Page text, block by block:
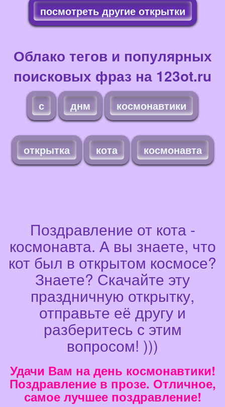
посмотреть другие открытки
Облако тегов и популярных
поисковых фраз на 123ot.ru
с днм космонавтики
открытка кота космонавта
Поздравление от кота -
космонавта. А вы знаете, что
кот был в открытом космосе?
Знаете? Скачайте эту
праздничную открытку,
отправьте её другу и
разберитесь с этим
вопросом! )))
Удачи Вам на день космонавтики!
Поздравление в прозе. Отличное,
самое лучшее поздравление!